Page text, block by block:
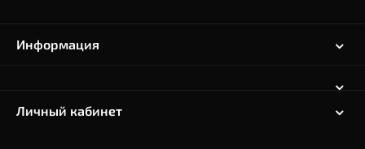
Информация
Личный кабинет